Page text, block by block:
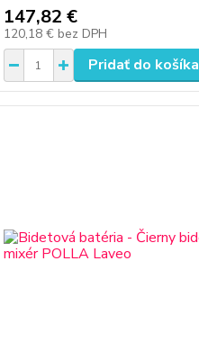
147,82 €
120,18 € bez DPH
Pridať do košíka